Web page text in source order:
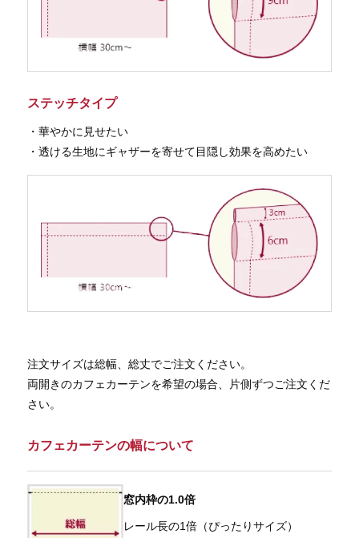
ステッチタイプ
・華やかに見せたい
・透ける生地にギャザーを寄せて目隠し効果を高めたい
注文サイズは総幅、総丈でご注文ください。
両開きのカフェカーテンを希望の場合、片側ずつご注文くだ
さい。
カフェカーテンの幅について
窓内枠の1.0倍
レール長の1倍（ぴったりサイズ）